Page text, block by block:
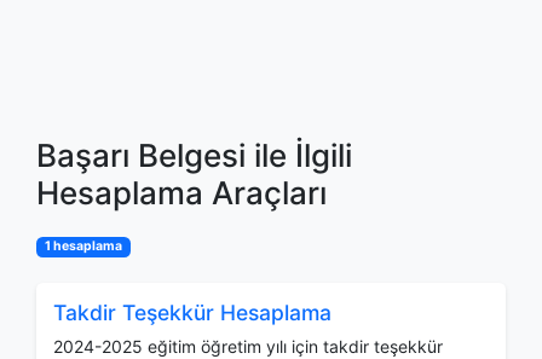
Başarı Belgesi ile İlgili
Hesaplama Araçları
1 hesaplama
Takdir Teşekkür Hesaplama
2024-2025 eğitim öğretim yılı için takdir teşekkür